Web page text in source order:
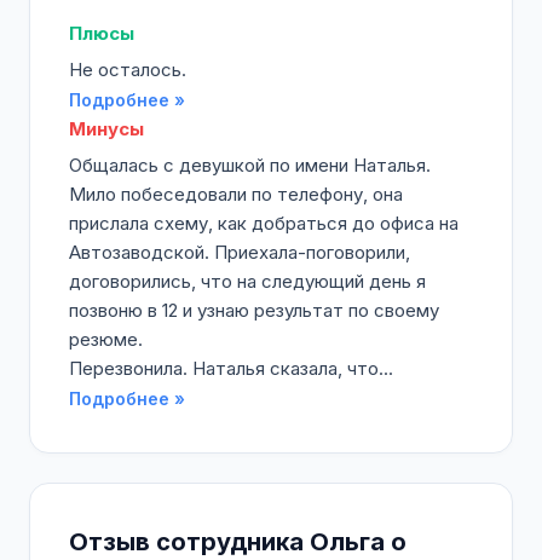
Плюсы
Не осталось.
Подробнее »
Минусы
Общалась с девушкой по имени Наталья.
Мило побеседовали по телефону, она
прислала схему, как добраться до офиса на
Автозаводской. Приехала-поговорили,
договорились, что на следующий день я
позвоню в 12 и узнаю результат по своему
резюме.
Перезвонила. Наталья сказала, что...
Подробнее »
Отзыв сотрудника Ольга о